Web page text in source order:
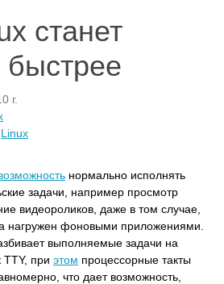
станет
быстрее
г.
Linux
нормально исполнять
задачи, например просмотр
видеороликов, даже в том случае,
нагружен фоновыми приложениями.
выполняемые задачи на
TTY, при этом процессорные такты
что дает возможность,